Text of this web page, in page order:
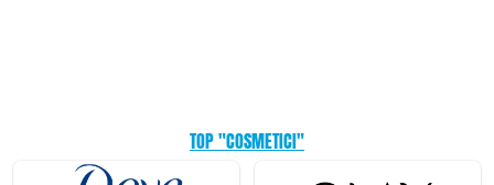
TOP "COSMETICI"